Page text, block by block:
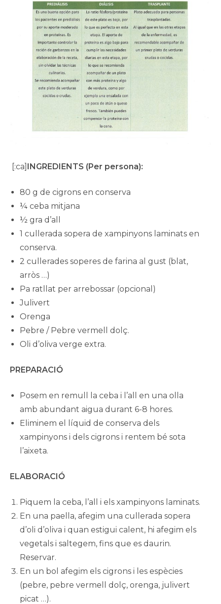
[:ca] INGREDIENTS (Per persona):
80 g de cigrons en conserva
¼ ceba mitjana
½ gra d’all
1 cullerada sopera de xampinyons laminats en
conserva.
2 cullerades soperes de farina al gust (blat,
arròs …)
Pa ratllat per arrebossar (opcional)
Julivert
Orenga
Pebre / Pebre vermell dolç.
Oli d’oliva verge extra.
PREPARACIÓ
Posem en remull la ceba i l’all en una olla
amb abundant aigua durant 6-8 hores.
Eliminem el líquid de conserva dels
xampinyons i dels cigrons i rentem bé sota
l’aixeta.
ELABORACIÓ
Piquem la ceba, l’all i els xampinyons laminats.
En una paella, afegim una cullerada sopera
d’oli d’oliva i quan estigui calent, hi afegim els
vegetals i saltegem, fins que es daurin.
Reservar.
En un bol afegim els cigrons i les espècies
(pebre, pebre vermell dolç, orenga, julivert
picat …).